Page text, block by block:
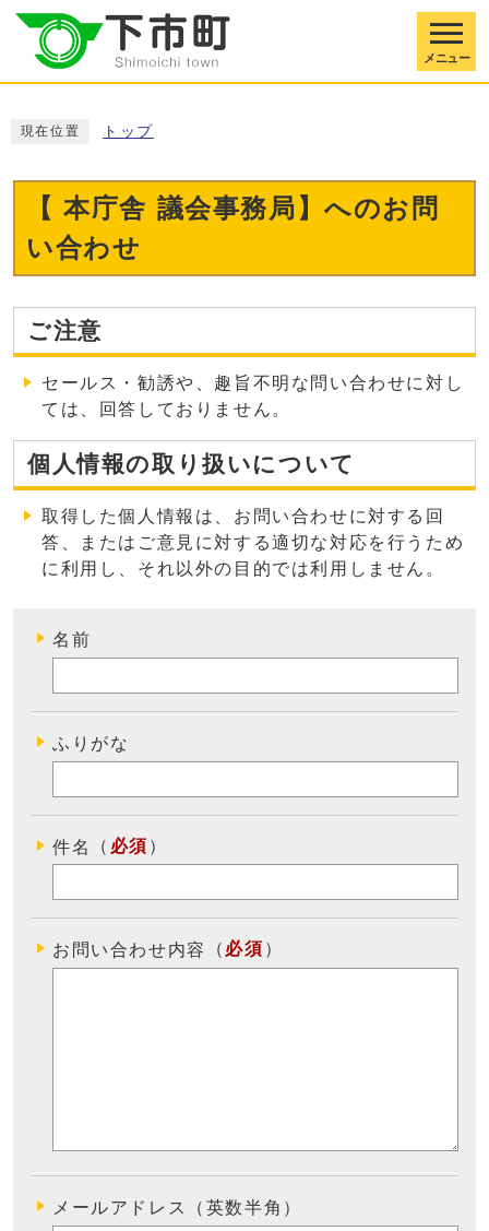
メニュー
現在位置 トップ
【 本庁舎 議会事務局】へのお問
い合わせ
ご注意
セールス・勧誘や、趣旨不明な問い合わせに対し
ては、回答しておりません。
個人情報の取り扱いについて
取得した個人情報は、お問い合わせに対する回
答、またはご意見に対する適切な対応を行うため
に利用し、それ以外の目的では利用しません 。
名前
ふりがな
件名 （ 必須 ）
お問い合わせ内容 （ 必須 ）
メールアドレス（英数半角）